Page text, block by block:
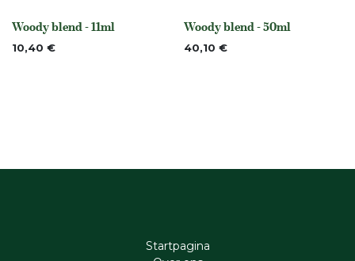
None
Woody blend - 11ml
10,40 € None
Woody blend - 50ml
40,10 €
Startpagina